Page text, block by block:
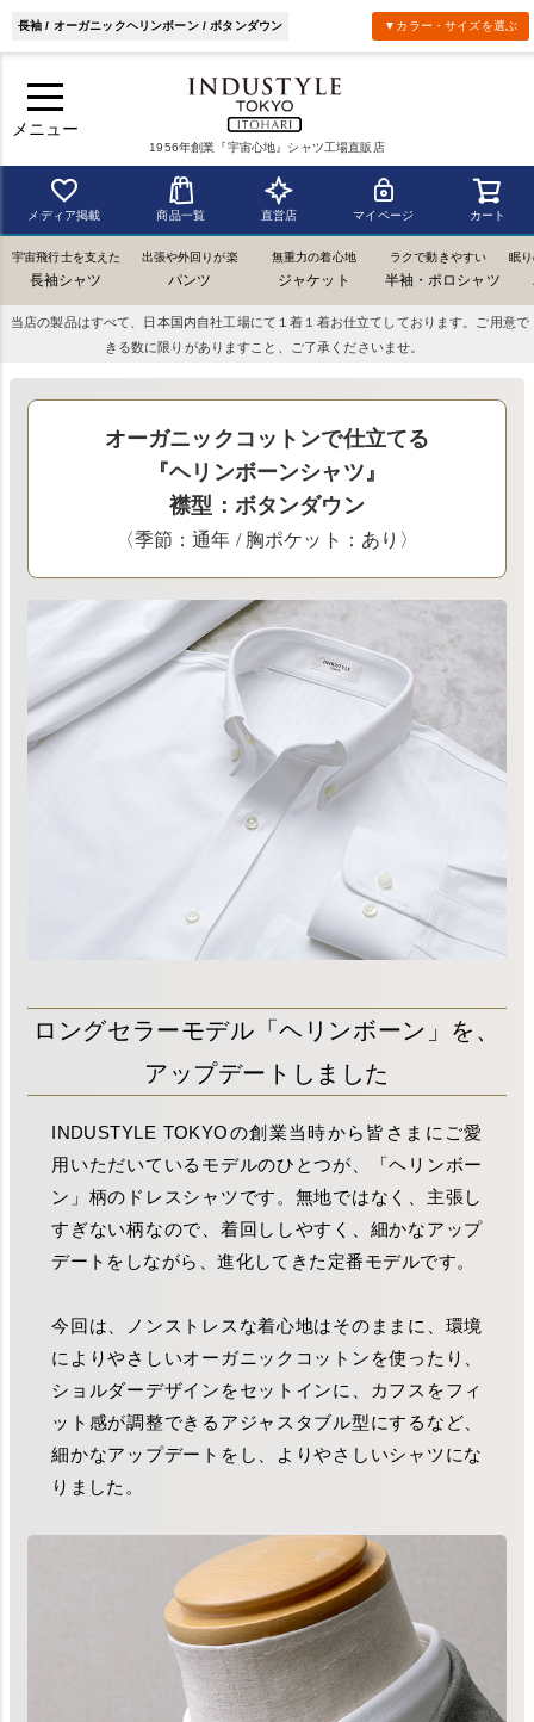
メニュー
1956年創業『宇宙心地』シャツ工場直販店
メディア掲載 商品一覧 直営店 マイページ カート
宇宙飛行士を支えた
長袖シャツ
出張や外回りが楽
パンツ
無重力の着心地
ジャケット
ラクで動きやすい
半袖・ポロシャツ
眠
当店の製品はすべて、日本国内自社工場にて１着１着お仕立てしております。ご用意で
きる数に限りがありますこと、ご了承くださいませ。
長袖 / オーガニックヘリンボーン / ボタンダウン ▼カラー・サイズを選ぶ
オーガニックコットンで仕立てる
『ヘリンボーンシャツ』
襟型：ボタンダウン
〈季節：通年 / 胸ポケット：あり〉
ロングセラーモデル「ヘリンボーン」を、
アップデートしました
INDUSTYLE TOKYOの創業当時から皆さまにご愛
用いただいているモデルのひとつが、「ヘリンボー
ン」柄のドレスシャツです。無地ではなく、主張し
すぎない柄なので、着回ししやすく、細かなアップ
デートをしながら、進化してきた定番モデルです。
今回は、ノンストレスな着心地はそのままに、環境
によりやさしいオーガニックコットンを使ったり、
ショルダーデザインをセットインに、カフスをフィ
ット感が調整できるアジャスタブル型にするなど、
細かなアップデートをし、よりやさしいシャツにな
りました。